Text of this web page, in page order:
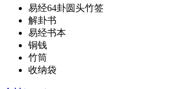
易经64卦圆头竹签
解卦书
易经书本
铜钱
竹筒
收纳袋